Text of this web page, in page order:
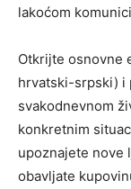
lakoćom
Otkrijte osnovne
hrvatski-srpski) i
svakodnevnom
konkretnim
upoznajete nove
obavljate